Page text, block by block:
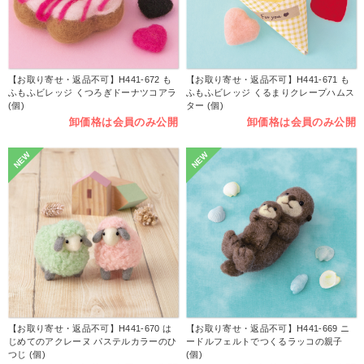
【お取り寄せ・返品不可】H441-672 も
ふもふビレッジ くつろぎドーナツコアラ
(個)
卸価格は会員のみ公開
【お取り寄せ・返品不可】H441-671 も
ふもふビレッジ くるまりクレープハムス
ター (個)
卸価格は会員のみ公開
NEW
【お取り寄せ・返品不可】H441-670 は
じめてのアクレーヌ パステルカラーのひ
つじ (個)
NEW
【お取り寄せ・返品不可】H441-669 ニ
ードルフェルトでつくるラッコの親子
(個)